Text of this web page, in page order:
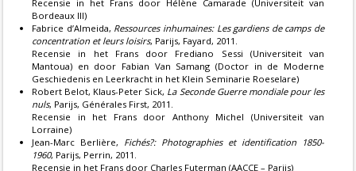
Recensie in het Frans door Hélène Camarade (Universiteit van
Bordeaux III)
Fabrice d’Almeida, Ressources inhumaines: Les gardiens de camps de
concentration et leurs loisirs, Parijs, Fayard, 2011.
Recensie in het Frans door Frediano Sessi (Universiteit van
Mantoua) en door Fabian Van Samang (Doctor in de Moderne
Geschiedenis en Leerkracht in het Klein Seminarie Roeselare)
Robert Belot, Klaus-Peter Sick, La Seconde Guerre mondiale pour les
nuls, Parijs, Générales First, 2011.
Recensie in het Frans door Anthony Michel (Universiteit van
Lorraine)
Jean-Marc Berlière, Fichés?: Photographies et identification 1850-
1960, Parijs, Perrin, 2011.
Recensie in het Frans door Charles Futerman (AACCE – Parijs)